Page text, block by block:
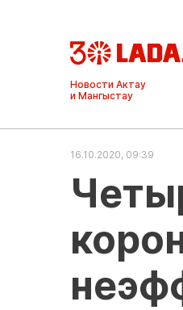
Ақтау және
Манғыстау
жаңалықтары
16.10.2020, 09:39